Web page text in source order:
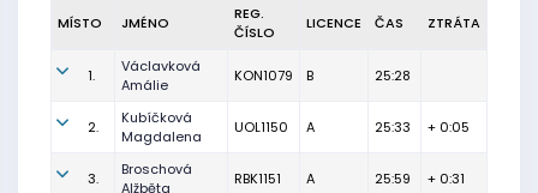
MÍSTO JMÉNO
REG.
ČÍSLO
LICENCE ČAS ZTRÁTA
1.
Václavková
Amálie
KON1079 B 25:28
2.
Kubíčková
Magdalena
UOL1150 A 25:33 + 0:05
3.
Broschová
Alžběta
RBK1151 A 25:59 + 0:31